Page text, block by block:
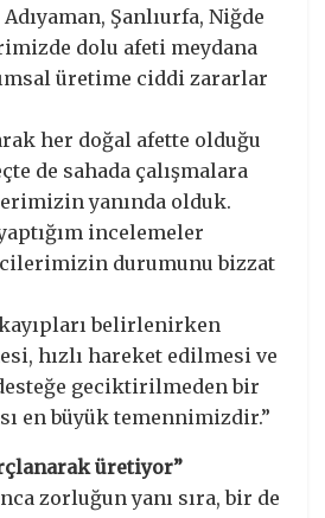
Şanlıurfa, Niğde
dolu afeti meydana
üretime ciddi zararlar
her doğal afette olduğu
de sahada çalışmalara
yanında olduk.
incelemeler
durumunu bizzat
belirlenirken
hızlı hareket edilmesi ve
geciktirilmeden bir
en büyük temennimizdir.”
üretiyor”
zorluğun yanı sıra, bir de